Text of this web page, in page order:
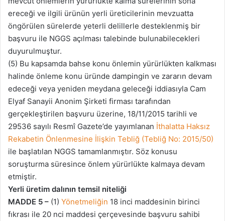
ereceği ve ilgili ürünün yerli üreticilerinin mevzuatta
öngörülen sürelerde yeterli delillerle desteklenmiş bir
başvuru ile NGGS açılması talebinde bulunabilecekleri
duyurulmuştur.
(5) Bu kapsamda bahse konu önlemin yürürlükten kalkması
halinde önleme konu üründe dampingin ve zararın devam
edeceği veya yeniden meydana geleceği iddiasıyla Cam
Elyaf Sanayii Anonim Şirketi firması tarafından
gerçekleştirilen başvuru üzerine, 18/11/2015 tarihli ve
29536 sayılı Resmî Gazete’de yayımlanan İthalatta Haksız
Rekabetin Önlenmesine İlişkin Tebliğ (Tebliğ No: 2015/50)
ile başlatılan NGGS tamamlanmıştır. Söz konusu
soruşturma süresince önlem yürürlükte kalmaya devam
etmiştir.
Yerli üretim dalının temsil niteliği
MADDE 5 – (1) Yönetmeliğin 18 inci maddesinin birinci
fıkrası ile 20 nci maddesi çerçevesinde başvuru sahibi